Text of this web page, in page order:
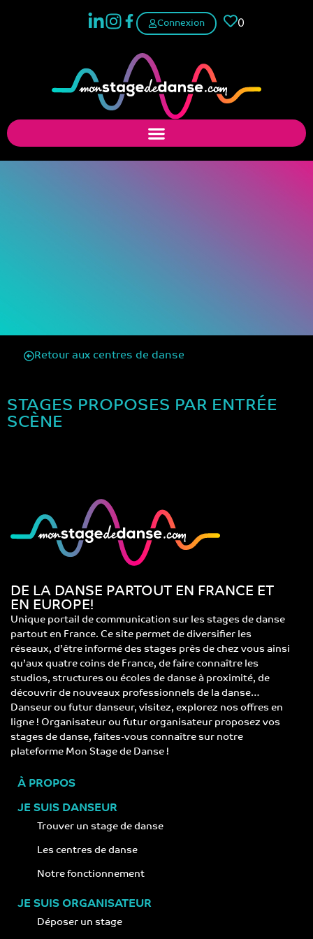
Connexion 0
Retour aux centres de danse
STAGES PROPOSES PAR ENTRÉE
SCÈNE
DE LA DANSE PARTOUT EN FRANCE ET
EN EUROPE!
Unique portail de communication sur les stages de danse
partout en France. Ce site permet de diversifier les
réseaux, d’être informé des stages près de chez vous ainsi
qu’aux quatre coins de France, de faire connaître les
studios, structures ou écoles de danse à proximité, de
découvrir de nouveaux professionnels de la danse…
Danseur ou futur danseur, visitez, explorez nos offres en
ligne ! Organisateur ou futur organisateur proposez vos
stages de danse, faites-vous connaître sur notre
plateforme Mon Stage de Danse !
À PROPOS
JE SUIS DANSEUR
Trouver un stage de danse
Les centres de danse
Notre fonctionnement
JE SUIS ORGANISATEUR
Déposer un stage